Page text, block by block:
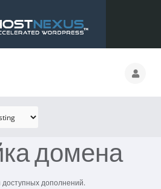
домена
дополнений.